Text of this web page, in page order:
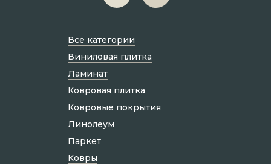
Все категории
Виниловая плитка
Ламинат
Ковровая плитка
Ковровые покрытия
Линолеум
Паркет
Ковры